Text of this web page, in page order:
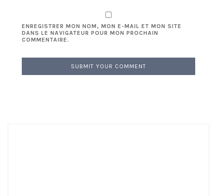
ENREGISTRER MON NOM, MON E-MAIL ET MON SITE
DANS LE NAVIGATEUR POUR MON PROCHAIN
COMMENTAIRE.